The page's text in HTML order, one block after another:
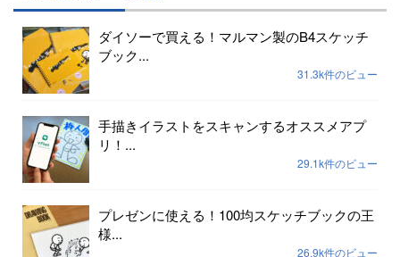
ダイソーで買える！マルマン製のB4スケッチ
ブック...
31.3k件のビュー
手描きイラストをスキャンするオススメアプ
リ！...
29.1k件のビュー
プレゼンに使える！100均スケッチブックの王
様...
26.9k件のビュー